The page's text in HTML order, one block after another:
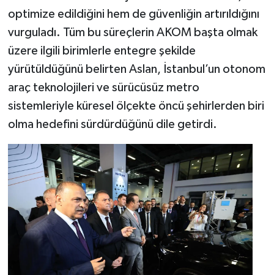
optimize edildiğini hem de güvenliğin artırıldığını
vurguladı. Tüm bu süreçlerin AKOM başta olmak
üzere ilgili birimlerle entegre şekilde
yürütüldüğünü belirten Aslan, İstanbul’un otonom
araç teknolojileri ve sürücüsüz metro
sistemleriyle küresel ölçekte öncü şehirlerden biri
olma hedefini sürdürdüğünü dile getirdi.